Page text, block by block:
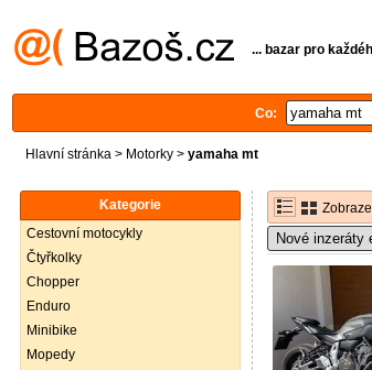
... bazar pro
Co:
Hlavní stránka > Motorky > yamaha mt
Kategorie
Cestovní motocykly
Čtyřkolky
Chopper
Enduro
Minibike
Mopedy
Nové inzeráty